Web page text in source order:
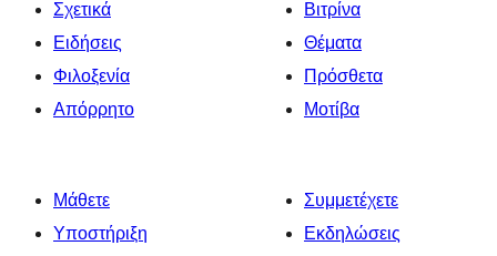
Σχετικά
Ειδήσεις
Φιλοξενία
Απόρρητο
Βιτρίνα
Θέματα
Πρόσθετα
Μοτίβα
Μάθετε
Υποστήριξη
Συμμετέχετε
Εκδηλώσεις